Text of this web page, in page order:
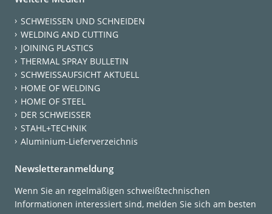
SCHWEISSEN UND SCHNEIDEN
WELDING AND CUTTING
JOINING PLASTICS
THERMAL SPRAY BULLETIN
SCHWEISSAUFSICHT AKTUELL
HOME OF WELDING
HOME OF STEEL
DER SCHWEISSER
STAHL+TECHNIK
Aluminium-Lieferverzeichnis
Newsletteranmeldung
Wenn Sie an regelmäßigen schweißtechnischen
Informationen interessiert sind, melden Sie sich am besten